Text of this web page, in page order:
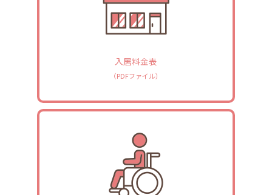
入居料金表
（PDFファイル）